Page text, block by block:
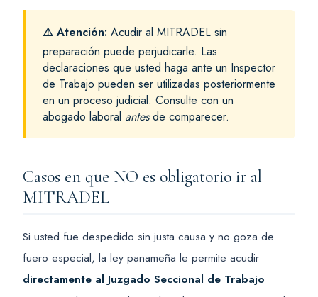
⚠️ Atención: Acudir al MITRADEL sin
preparación puede perjudicarle. Las
declaraciones que usted haga ante un Inspector
de Trabajo pueden ser utilizadas posteriormente
en un proceso judicial. Consulte con un
abogado laboral antesde comparecer.
Casos en que NO es obligatorio ir al
MITRADEL
Si usted fue despedido sin justa causa y no goza de
fuero especial, la ley panameña le permite acudir
directamente al Juzgado Seccional de Trabajo